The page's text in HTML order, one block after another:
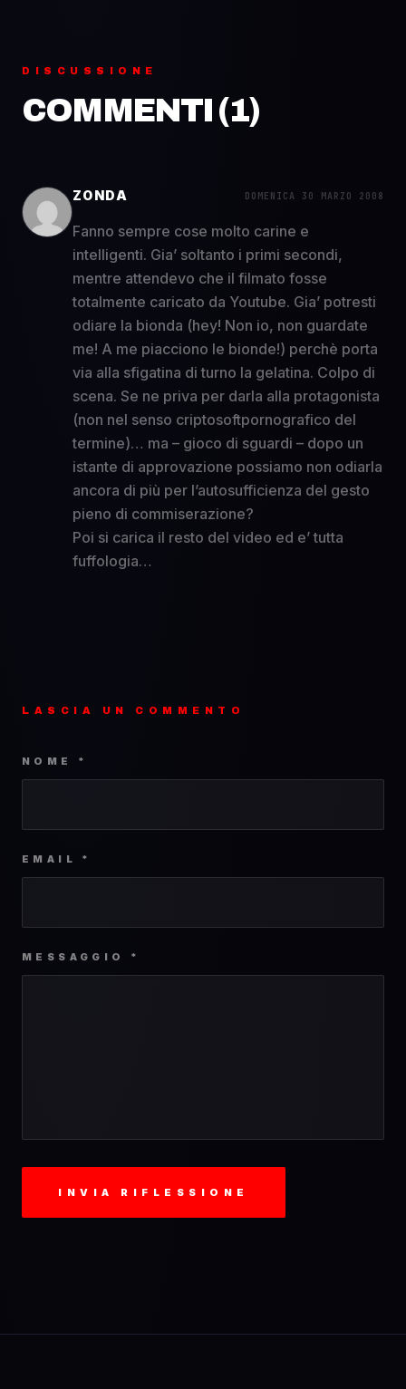
DISCUSSIONE
COMMENTI (1)
ZONDA DOMENICA 30 MARZO 2008
Fanno sempre cose molto carine e
intelligenti. Gia’ soltanto i primi secondi,
mentre attendevo che il filmato fosse
totalmente caricato da Youtube. Gia’ potresti
odiare la bionda (hey! Non io, non guardate
me! A me piacciono le bionde!) perchè porta
via alla sfigatina di turno la gelatina. Colpo di
scena. Se ne priva per darla alla protagonista
(non nel senso criptosoftpornografico del
termine)… ma – gioco di sguardi – dopo un
istante di approvazione possiamo non odiarla
ancora di più per l’autosufficienza del gesto
pieno di commiserazione?
Poi si carica il resto del video ed e’ tutta
fuffologia…
LASCIA UN COMMENTO
NOME *
EMAIL *
MESSAGGIO *
INVIA RIFLESSIONE